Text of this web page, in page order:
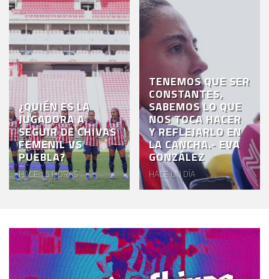
¿QUIÉN ES LA
JUGADORA A
SEGUIR DE CHIVAS
FEMENIL VS
PUEBLA?
HACE 15 HORAS
TENEMOS QUE SER
CONSTANTES,
SABEMOS LO QUE
NOS TOCA HACER
Y REFLEJARLO EN
LA CANCHA.- EVA
GONZÁLEZ
HACE UN DÍA